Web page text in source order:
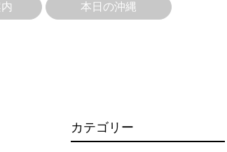
本日の沖縄
カテゴリー
トリーを行います。
まう場合があります。そのため、原則として